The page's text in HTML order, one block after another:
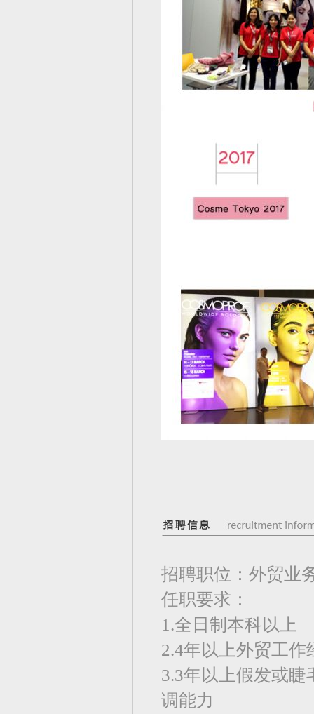
招聘职位：外贸业
任职要求：
1.全日制本科以上
2.4年以上外贸工
3.3年以上假发或
调能力